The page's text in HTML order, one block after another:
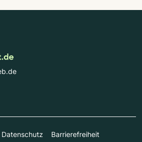
Datenschutz Barrierefreiheit